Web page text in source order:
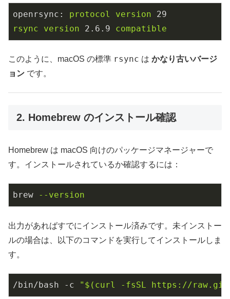
openrsync: protocol version
29
rsync
version 2.6 .9 compatible
このように、macOS の標準 rsync は かなり古いバージ
ョン です。
2. Homebrew のインストール確認
Homebrew は macOS 向けのパッケージマネージャーで
す。インストールされているか確認するには：
brew --version
出力があればすでにインストール済みです。未インストー
ルの場合は、以下のコマンドを実行してインストールしま
す。
/bin/bash -c " $(curl -fsSL https://